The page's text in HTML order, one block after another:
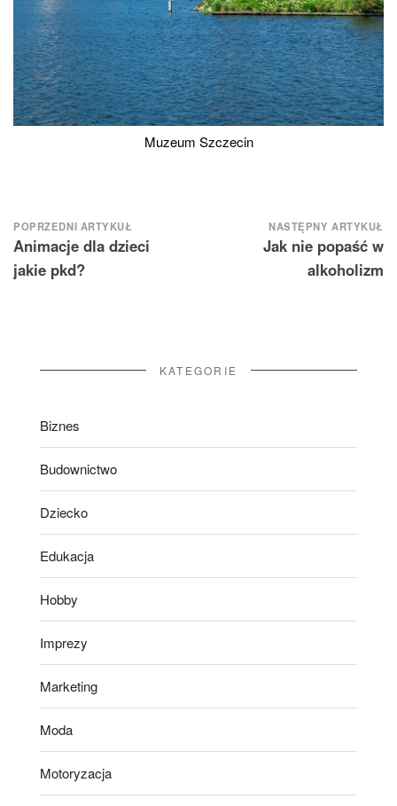
Muzeum Szczecin
Nawigacja
wpisu
POPRZEDNI ARTYKUŁ
Animacje dla dzieci
jakie pkd?
NASTĘPNY ARTYKUŁ
Jak nie popaść w
alkoholizm
KATEGORIE
Biznes
Budownictwo
Dziecko
Edukacja
Hobby
Imprezy
Marketing
Moda
Motoryzacja